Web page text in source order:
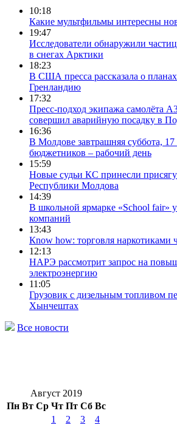
10:18
Какие мультфильмы интересны
19:47
Исследователи обнаружили
в снегах Арктики
18:23
В США пресса рассказала о
Гренландию
17:32
Пресс-подход экипажа самолёта
совершил аварийную посадку в
16:36
В Молдове завтрашняя суббота, 17
бюджетников – рабочий день
15:59
Новые судьи КС принесли
Республики Молдова
14:39
В школьной ярмарке «School fair»
компаний
13:43
Кnow how: торговля наркотиками
12:13
НАРЭ рассмотрит запрос на
электроэнергию
11:05
Грузовик с дизельным топливом
Хынчештах
Все новости
Август 2019
Пн Вт Ср Чт Пт Сб Вс
1 2 3
4